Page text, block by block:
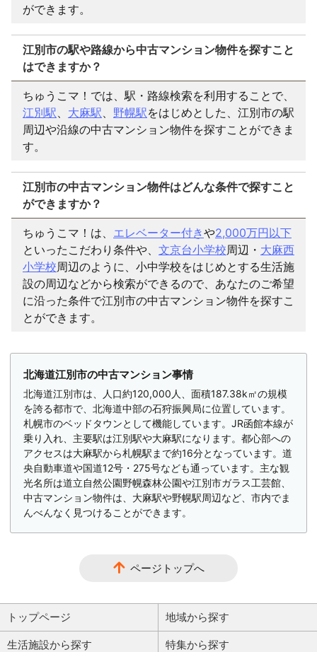
ができます。
江別市の駅や路線から中古マンション物件を探すこと
はできますか？
ちゅうこマ！では、駅・路線検索を利用することで、
江別駅
大麻駅 野幌駅をはじめとした、江別市の駅
周辺や沿線の中古マンション物件を探すことができま
す。
江別市の中古マンション物件はどんな条件で探すこと
ができますか？
ちゅうこマ！は、 エレベーター付きや2,000万円以下
といったこだわり条件や、 文京台小学校周辺・ 大麻西
小学校周辺のように、小中学校をはじめとする生活施
設の周辺などから検索ができるので、あなたのご希望
に沿った条件で江別市の中古マンション物件を探すこ
とができます。
北海道江別市の中古マンション事情
北海道江別市は、人口約120,000人、面積187.38k㎡の規模
を誇る都市で、北海道中部の石狩振興局に位置しています。
札幌市のベッドタウンとして機能しています。JR函館本線が
乗り入れ、主要駅は江別駅や大麻駅になります。都心部への
アクセスは大麻駅から札幌駅まで約16分となっています。道
央自動車道や国道12号・275号なども通っています。主な観
光名所は道立自然公園野幌森林公園や江別市ガラス工芸館、
中古マンション物件は、大麻駅や野幌駅周辺など、市内でま
んべんなく見つけることができます。
ページトップへ
トップページ 地域から探す
生活施設から探す 特集から探す